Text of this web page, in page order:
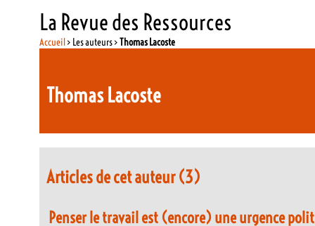
La Revue des Ressources
Accueil> Les auteurs >Thomas Lacoste
Thomas Lacoste
Articles de cet auteur (3)
Penser le travail est (encore) une urgence